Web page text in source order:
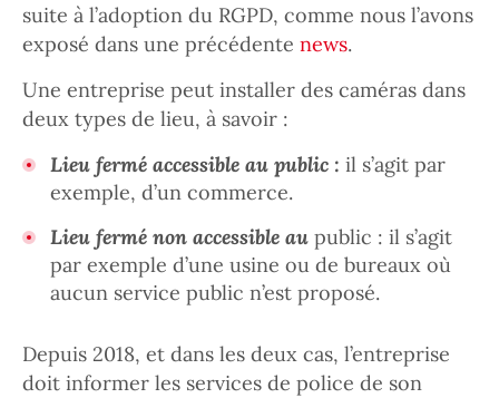
suite à l’adoption du RGPD, comme nous l’avons
exposé dans une précédente news.
Une entreprise peut installer des caméras dans
deux types de lieu, à savoir :
Lieu fermé accessible au public : il s’agit par
exemple, d’un commerce.
Lieu fermé non accessible au public : il s’agit
par exemple d’une usine ou de bureaux où
aucun service public n’est proposé.
Depuis 2018, et dans les deux cas, l’entreprise
doit informer les services de police de son